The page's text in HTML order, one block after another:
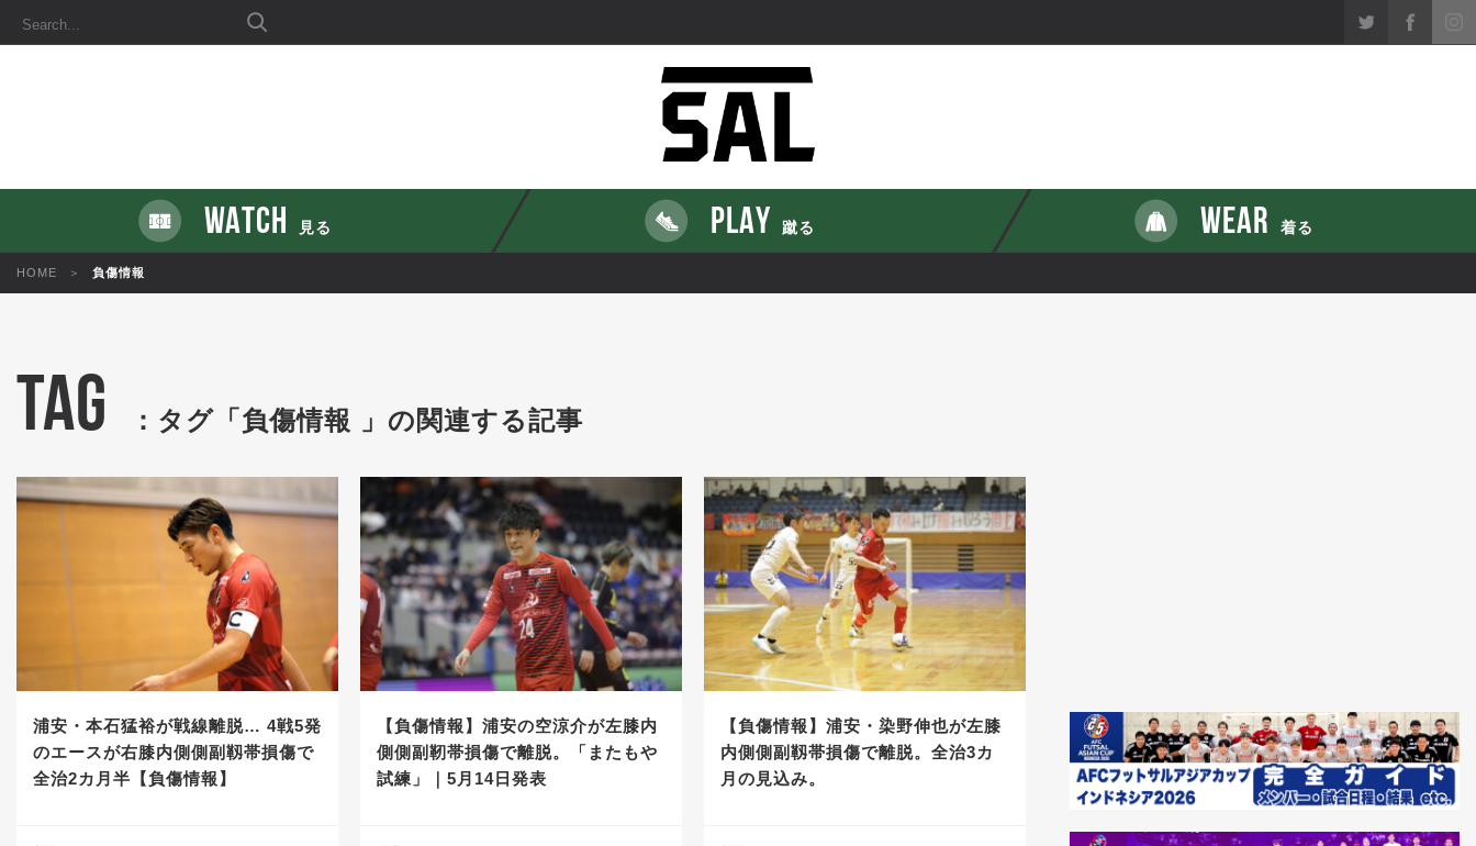
WATCH 見る PLAY 蹴る WEAR 着る
HOME 負傷情報
TAG ：タグ「負傷情報 」の関連する記事
浦安・本石猛裕が戦線離脱… 4戦5発
のエースが右膝内側側副靱帯損傷で
全治2カ月半【負傷情報】
【負傷情報】浦安の空涼介が左膝内
側側副靭帯損傷で離脱。「またもや
試練」｜5月14日発表
【負傷情報】浦安・染野伸也が左膝
内側側副靱帯損傷で離脱。全治3カ
月の見込み。